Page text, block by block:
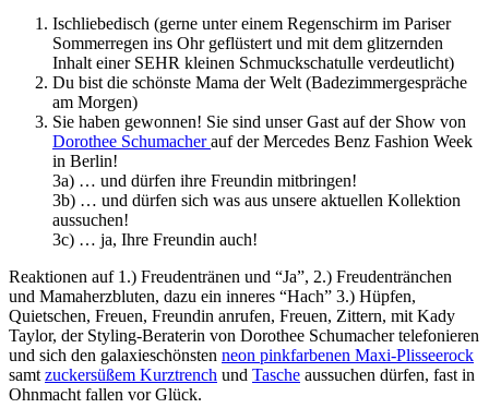
Ischliebedisch (gerne unter einem Regenschirm im Pariser
Sommerregen ins Ohr geflüstert und mit dem glitzernden
Inhalt einer SEHR kleinen Schmuckschatulle verdeutlicht)
Du bist die schönste Mama der Welt (Badezimmergespräche
am Morgen)
Sie haben gewonnen! Sie sind unser Gast auf der Show von
Dorothee Schumacherauf der Mercedes Benz Fashion Week
in Berlin!
3a) … und dürfen ihre Freundin mitbringen!
3b) … und dürfen sich was aus unsere aktuellen Kollektion
aussuchen!
3c) … ja, Ihre Freundin auch!
Reaktionen auf 1.) Freudentränen und “Ja”, 2.) Freudentränchen
und Mamaherzbluten, dazu ein inneres “Hach” 3.) Hüpfen,
Quietschen, Freuen, Freundin anrufen, Freuen, Zittern, mit Kady
Taylor, der Styling-Beraterin von Dorothee Schumacher telefonieren
und sich den galaxieschönsten neon pinkfarbenen Maxi-Plisseerock
samt zuckersüßem Kurztrench und Tasche aussuchen dürfen, fast in
Ohnmacht fallen vor Glück.